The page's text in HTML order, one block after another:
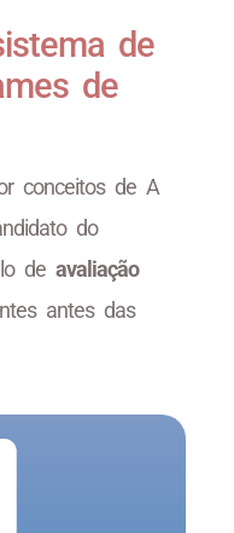
de
de
conceitos de A
do
de avaliação
antes das